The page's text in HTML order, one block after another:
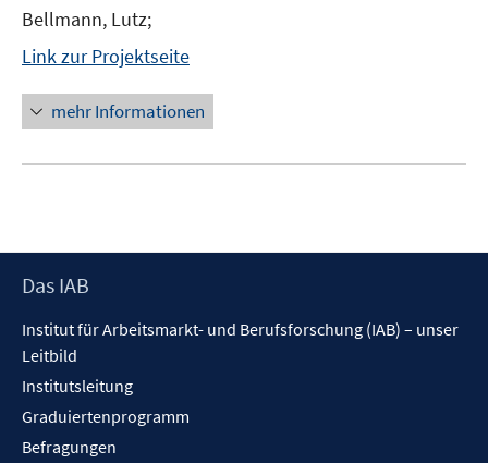
Bellmann, Lutz;
Link zur Projektseite
mehr Informationen
Footer
Das IAB
Institut für Arbeitsmarkt- und Berufsforschung (IAB) – unser
Leitbild
Institutsleitung
Graduiertenprogramm
Befragungen